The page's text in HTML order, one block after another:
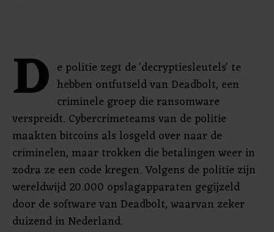
D e politie zegt de 'decryptiesleutels' te
hebben ontfutseld van Deadbolt, een
criminele groep die ransomware
verspreidt. Cybercrimeteams van de politie
maakten bitcoins als losgeld over naar de
criminelen, maar trokken die betalingen weer in
zodra ze een code kregen. Volgens de politie zijn
wereldwijd 20.000 opslagapparaten gegijzeld
door de software van Deadbolt, waarvan zeker
duizend in Nederland.